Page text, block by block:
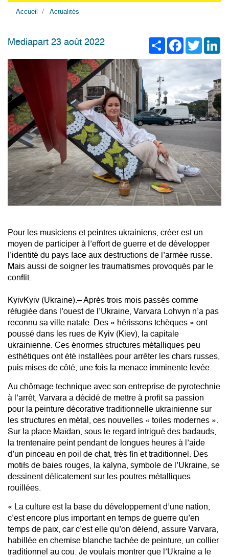
Accueil Actualités
ShareFacebook
Twitter
Mediapart 23 août 2022
Pour les musiciens et peintres ukrainiens, créer est un
moyen de participer à l’effort de guerre et de développer
l’identité du pays face aux destructions de l’armée russe.
Mais aussi de soigner les traumatismes provoqués par le
conflit.
KyivKyiv (Ukraine).– Après trois mois passés comme
réfugiée dans l’ouest de l’Ukraine, Varvara Lohvyn n’a pas
reconnu sa ville natale. Des « hérissons tchèques » ont
poussé dans les rues de Kyiv (Kiev), la capitale
ukrainienne. Ces énormes structures métalliques peu
esthétiques ont été installées pour arrêter les chars russes,
puis mises de côté, une fois la menace imminente levée.
Au chômage technique avec son entreprise de pyrotechnie
à l’arrêt, Varvara a décidé de mettre à profit sa passion
pour la peinture décorative traditionnelle ukrainienne sur
les structures en métal, ces nouvelles « toiles modernes ».
Sur la place Maïdan, sous le regard intrigué des badauds,
la trentenaire peint pendant de longues heures à l’aide
d’un pinceau en poil de chat, très fin et traditionnel. Des
motifs de baies rouges, la kalyna, symbole de l’Ukraine, se
dessinent délicatement sur les poutres métalliques
rouillées.
« La culture est la base du développement d’une nation,
c’est encore plus important en temps de guerre qu’en
temps de paix, car c’est elle qu’on défend, assure Varvara,
habillée en chemise blanche tachée de peinture, un collier
traditionnel au cou. Je voulais montrer que l’Ukraine a le